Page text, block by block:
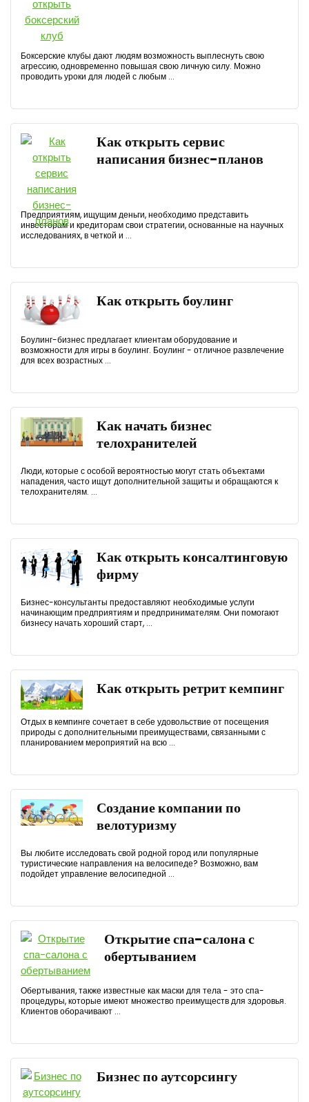
Боксерские клубы дают людям возможность выплеснуть свою
агрессию, одновременно повышая свою личную силу. Можно
проводить уроки для людей с любым ...
Как открыть сервис
написания бизнес-планов
Предприятиям, ищущим деньги, необходимо представить
инвесторам и кредиторам свои стратегии, основанные на научных
исследованиях, в четкой и ...
Как открыть боулинг
Боулинг-бизнес предлагает клиентам оборудование и
возможности для игры в боулинг. Боулинг - отличное развлечение
для всех возрастных ...
Как начать бизнес
телохранителей
Люди, которые с особой вероятностью могут стать объектами
нападения, часто ищут дополнительной защиты и обращаются к
телохранителям. ...
Как открыть консалтинговую
фирму
Бизнес-консультанты предоставляют необходимые услуги
начинающим предприятиям и предпринимателям. Они помогают
бизнесу начать хороший старт, ...
Как открыть ретрит кемпинг
Отдых в кемпинге сочетает в себе удовольствие от посещения
природы с дополнительными преимуществами, связанными с
планированием мероприятий на всю ...
Создание компании по
велотуризму
Вы любите исследовать свой родной город или популярные
туристические направления на велосипеде? Возможно, вам
подойдет управление велосипедной ...
Открытие спа-салона с
обертыванием
Обертывания, также известные как маски для тела - это спа-
процедуры, которые имеют множество преимуществ для здоровья.
Клиентов оборачивают ...
Бизнес по аутсорсингу